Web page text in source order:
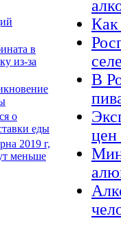
в
из-за
о
еды
2019 г,
меньше
Как
В
цен